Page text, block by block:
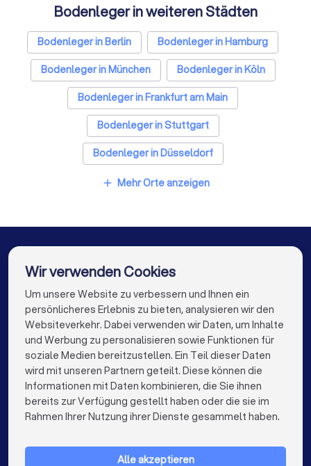
Bodenleger in weiteren Städten
Bodenleger in Berlin
Bodenleger in Hamburg
Bodenleger in München
Bodenleger in Köln
Bodenleger in Frankfurt am Main
Bodenleger in Stuttgart
Bodenleger in Düsseldorf
Bodenleger in Dortmund
Bodenleger in Essen
Bodenleger in Leipzig
Bodenleger in Bochum
Bodenleger in Wuppertal
Bodenleger in Bielefeld
Bodenleger in Bonn
Bodenleger in Münster
add Mehr Orte anzeigen
Die besten Unternehmen für Sie
info@trustlocal.de
FÜR PRIVATPERSONEN
Wir verwenden Cookies
Um unsere Website zu verbessern und Ihnen ein
persönlicheres Erlebnis zu bieten, analysieren wir den
Websiteverkehr. Dabei verwenden wir Daten, um Inhalte
und Werbung zu personalisieren sowie Funktionen für
soziale Medien bereitzustellen. Ein Teil dieser Daten
wird mit unseren Partnern geteilt. Diese können die
Informationen mit Daten kombinieren, die Sie ihnen
bereits zur Verfügung gestellt haben oder die sie im
Rahmen Ihrer Nutzung ihrer Dienste gesammelt haben.
Alle akzeptieren